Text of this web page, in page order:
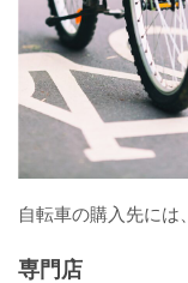
自転車の購入先には
専門店